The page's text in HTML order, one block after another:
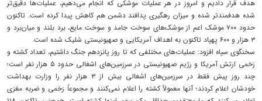
هدف قرار دادیم و امروز در هر عملیات موشکی که انجام می‌دهیم، عملیات‌ها دقیق‌تر
شده هدفمندتر شده و میزان رهگیری پدافند دشمن هم کاهش پیدا کرده است. تاکنون
حدود ۷۰۰ موشک اعم از موشک‌های سوخت جامد و سوخت مایع، برد بلند و میان‌برد و
۳ هزار و ۶۰۰ پهپاد تاکنون به اهداف آمریکایی و صهیونیستی شلیک شده است.
سخنگوی سپاه افزود: عملیات‌های مختلفی که تا روز پانزدهم جنگ داشتیم، تعداد کشته و
زخمی ارتش آمریکا و رژیم صهیونیستی در سرزمین‌های اشغالی حدود ۵ هزار نفر است؛
چند روز پیش فقط در سرزمین‌های اشغالی بیش از ۳ هزار نفر را وزارت بهداشت
خودشان اعلام کردند؛ آنها معمولاً کشته را اعلام نمی‌کنند و مجموعاً زخمی و ضربه مغزی